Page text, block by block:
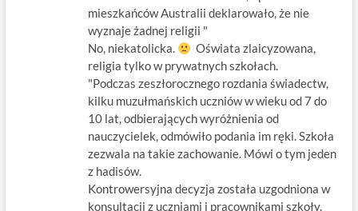
mieszkańców Australii deklarowało, że nie
wyznaje żadnej religii "
No, niekatolicka.
Oświata zlaicyzowana,
religia tylko w prywatnych szkołach.
"Podczas zeszłorocznego rozdania świadectw,
kilku muzułmańskich uczniów w wieku od 7 do
10 lat, odbierających wyróżnienia od
nauczycielek, odmówiło podania im ręki. Szkoła
zezwala na takie zachowanie. Mówi o tym jeden
z hadisów.
Kontrowersyjna decyzja została uzgodniona w
konsultacji z uczniami i pracownikami szkoły.